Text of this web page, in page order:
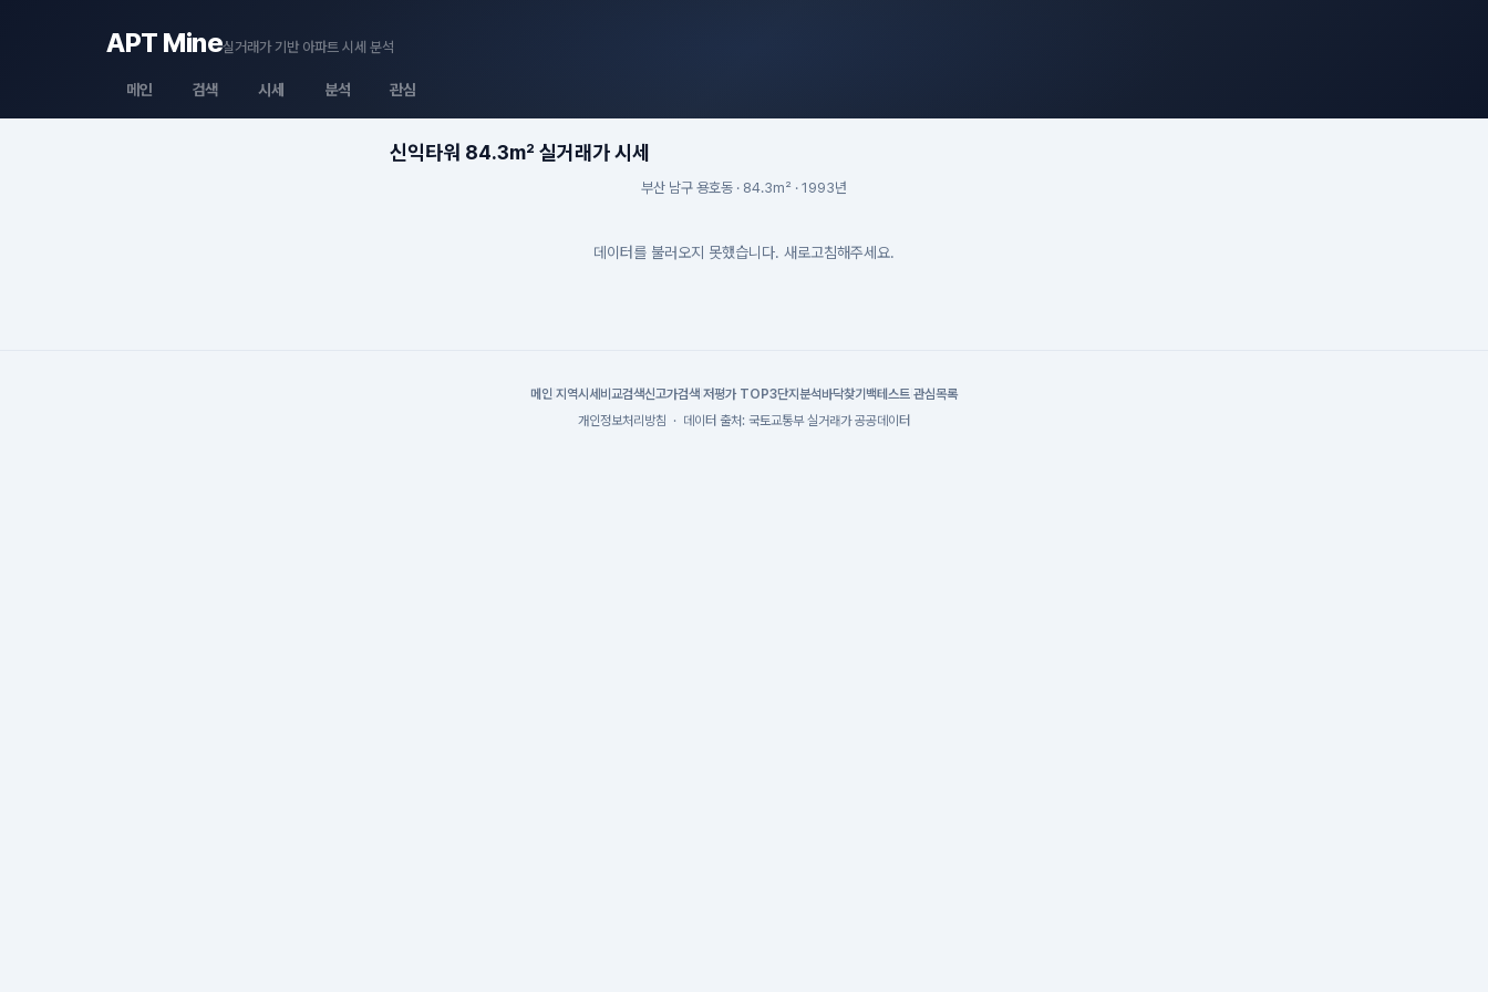
APT Mine실거래가 기반 아파트 시세 분석
메인 검색 시세 분석 관심
신익타워 84.3m² 실거래가 시세
부산 남구 용호동 · 84.3m² · 1993년
데이터를 불러오지 못했습니다. 새로고침해주세요.
메인 지역시세 비교검색신고가검색 저평가 TOP3단지분석 바닥찾기 백테스트 관심목록
개인정보처리방침 · 데이터 출처: 국토교통부 실거래가 공공데이터